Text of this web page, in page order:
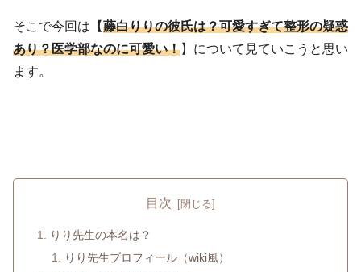
そこで今回は【藤白りりの彼氏は？可愛すぎて整形の疑惑
あり？医学部なのに可愛い！】について見ていこうと思い
ます。
目次
りり先生の本名は？
りり先生プロフィール（wiki風）